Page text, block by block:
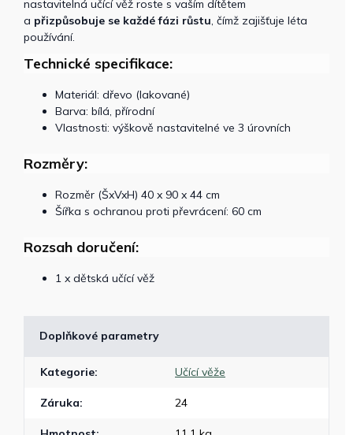
nastavitelná učící věž roste s vaším dítětem
a přizpůsobuje se každé fázi růstu, čímž zajišťuje léta
používání.
Technické specifikace:
Materiál: dřevo (lakované)
Barva: bílá, přírodní
Vlastnosti: výškově nastavitelné ve 3 úrovních
Rozměry:
Rozměr (ŠxVxH) 40 x 90 x 44 cm
Šířka s ochranou proti převrácení: 60 cm
Rozsah doručení:
1 x dětská učící věž
Doplňkové parametry
Kategorie: Učící věže
Záruka: 24